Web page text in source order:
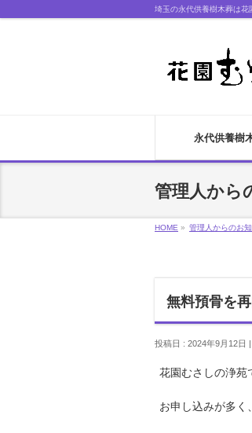
埼玉の永代供養樹木葬は花
永代供養樹
管理人から
HOME » 管理人からのお
無料預骨を
投稿日 : 2024年9月12日
花園むさしの浄苑
お申し込みが多く